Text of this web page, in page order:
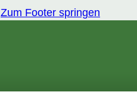
Zum Footer springen